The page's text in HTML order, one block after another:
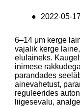
● 2022-05-
6–14 μm kerge
vajalik kerge
elulaineks.
inimese
parandades
ainevahetust,
reguleerides
liigesevalu,